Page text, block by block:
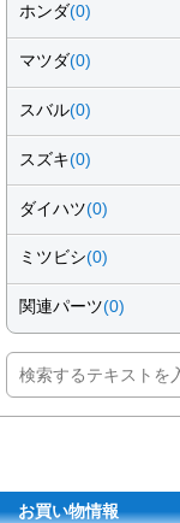
ホンダ(0)
マツダ(0)
スバル(0)
スズキ(0)
ダイハツ(0)
ミツビシ(0)
関連パーツ(0)
お買い物情報